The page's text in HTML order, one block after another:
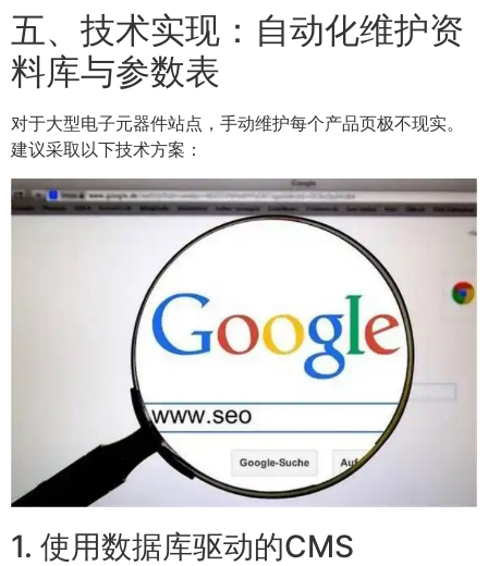
五、技术实现：自动化维护资
料库与参数表
对于大型电子元器件站点，手动维护每个产品页极不现实。
建议采取以下技术方案：
1. 使用数据库驱动的CMS